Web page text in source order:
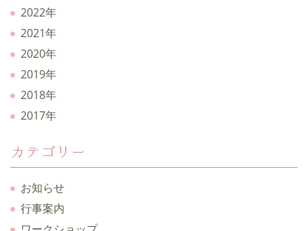
2022年
2021年
2020年
2019年
2018年
2017年
カテゴリー
お知らせ
行事案内